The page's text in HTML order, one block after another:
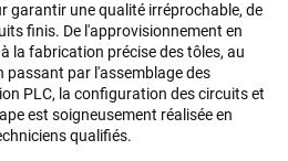
garantir une qualité irréprochable, de
finis. De l'approvisionnement en
la fabrication précise des tôles, au
passant par l'assemblage des
PLC, la configuration des circuits et
est soigneusement réalisée en
qualifiés.